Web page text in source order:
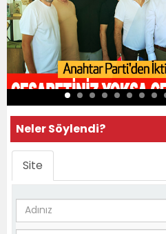
Neler Söylendi?
Site